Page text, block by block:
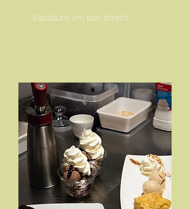
Vacature vrij per direct.